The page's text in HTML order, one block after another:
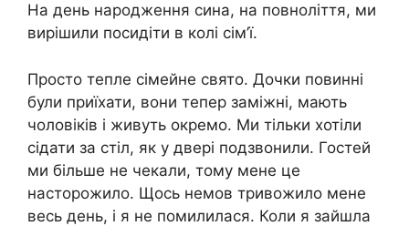
На день народження сина, на повноліття, ми
вирішили посидіти в колі сім’ї.
Просто тепле сімейне свято. Дочки повинні
були приїхати, вони тепер заміжні, мають
чоловіків і живуть окремо. Ми тільки хотіли
сідати за стіл, як у двері подзвонили. Гостей
ми більше не чекали, тому мене це
насторожило. Щось немов тривожило мене
весь день, і я не помилилася. Коли я зайшла